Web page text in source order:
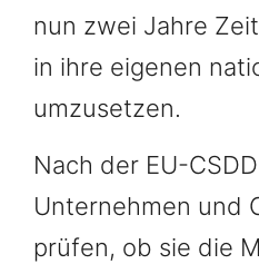
nun zwei Jahre
in ihre eigenen
umzusetzen.
Nach der EU-
Unternehmen und
prüfen, ob sie die